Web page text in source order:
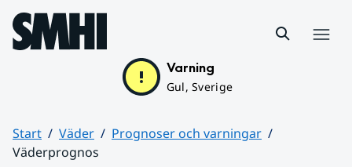
Hoppa till sidans innehåll
Varning
Gul, Sverige
Start Väder
Prognoser och varningar
Väderprognos